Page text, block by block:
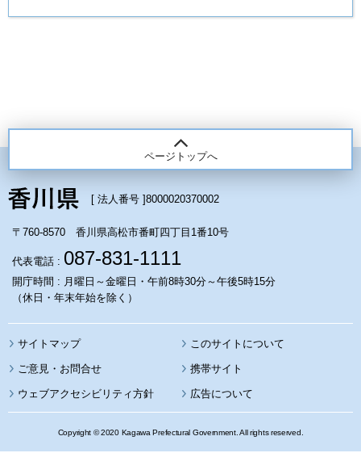
ページトップへ
[ 法人番号 ]8000020370002
〒760-8570 香川県高松市番町四丁目1番10号
代表電話 : 087-831-1111
開庁時間 : 月曜日～金曜日・午前8時30分～午後5時15分
（休日・年末年始を除く）
サイトマップ このサイトについて
携帯サイト
ウェブアクセシビリティ方針 広告について
Copyright © 2020 Kagawa Prefectural Government. All rights reserved.